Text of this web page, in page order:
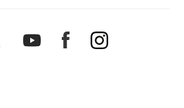
TwitterYoutubeFacebookInstagram